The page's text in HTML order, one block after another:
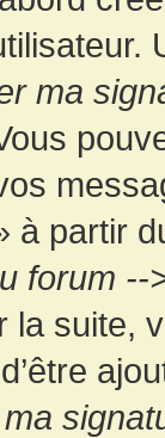
ma
à partir
forum
la suite,